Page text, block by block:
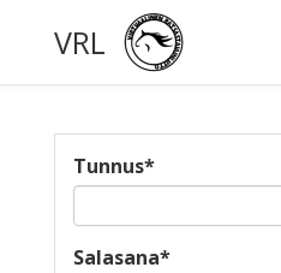
VRL
Tunnus*
Salasana*